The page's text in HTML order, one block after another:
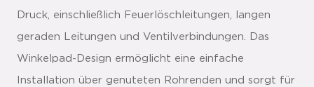
Druck, einschließlich Feuerlöschleitungen, langen
geraden Leitungen und Ventilverbindungen. Das
Winkelpad-Design ermöglicht eine einfache
Installation über genuteten Rohrenden und sorgt für